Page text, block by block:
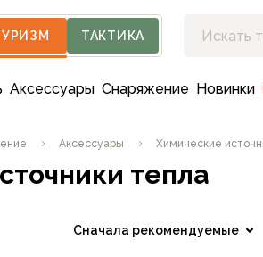
ТАКТИКА
Аксессуары Снаряжение Новинки
Аксессуары Химические
тепла
Сначала рекомендуемые